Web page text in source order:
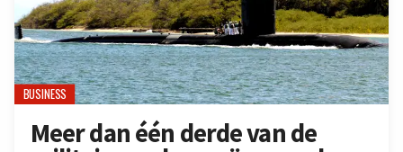
BUSINESS
Meer dan één derde van de